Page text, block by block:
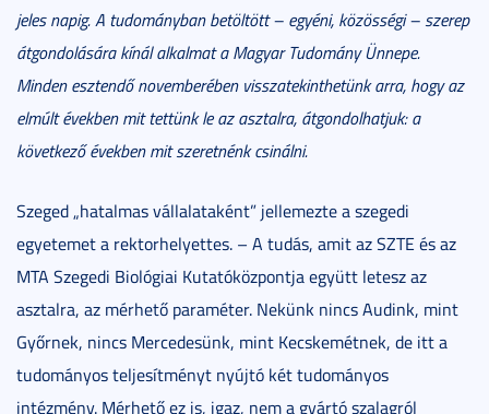
jeles napig. A tudományban betöltött – egyéni, közösségi – szerep
átgondolására kínál alkalmat a Magyar Tudomány Ünnepe.
Minden esztendő novemberében visszatekinthetünk arra, hogy az
elmúlt években mit tettünk le az asztalra, átgondolhatjuk: a
következő években mit szeretnénk csinálni.
Szeged „hatalmas vállalataként” jellemezte a szegedi
egyetemet a rektorhelyettes. – A tudás, amit az SZTE és az
MTA Szegedi Biológiai Kutatóközpontja együtt letesz az
asztalra, az mérhető paraméter. Nekünk nincs Audink, mint
Győrnek, nincs Mercedesünk, mint Kecskemétnek, de itt a
tudományos teljesítményt nyújtó két tudományos
intézmény. Mérhető ez is, igaz, nem a gyártó szalagról